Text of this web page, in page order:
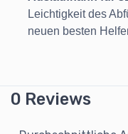
Leichtigkeit des
neuen besten
0 Reviews